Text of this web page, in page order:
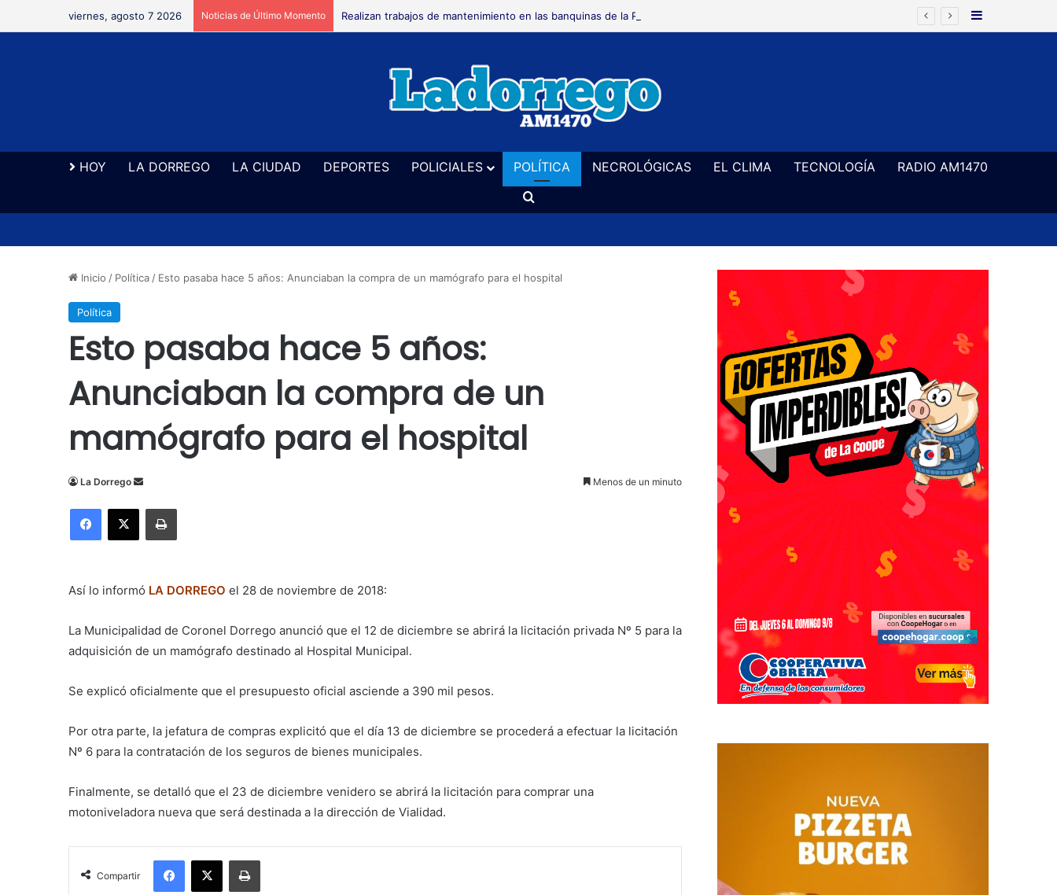
viernes, agosto 7 2026 Noticias de Último Momento Realizan trabajos de mantenimiento en las banquinas de la Ruta Provincial 78 Barra Lateral
HOY LA DORREGO LA CIUDAD DEPORTES POLICIALES POLÍTICA NECROLÓGICAS EL CLIMA TECNOLOGÍA
RADIO AM1470
Buscar
Inicio / Política / Esto pasaba hace 5 años: Anunciaban la compra de un mamógrafo para el hospital
Política
Esto pasaba hace 5 años:
Anunciaban la compra de un
mamógrafo para el hospital
La Dorrego
Send
email
Menos de un minuto
Facebook
X Imprimir
Así lo informó LA DORREGO el 28 de noviembre de 2018:
La Municipalidad de Coronel Dorrego anunció que el 12 de diciembre se abrirá la licitación privada Nº 5 para la
adquisición de un mamógrafo destinado al Hospital Municipal.
Se explicó oficialmente que el presupuesto oficial asciende a 390 mil pesos.
Por otra parte, la jefatura de compras explicitó que el día 13 de diciembre se procederá a efectuar la licitación
Nº 6 para la contratación de los seguros de bienes municipales.
Finalmente, se detalló que el 23 de diciembre venidero se abrirá la licitación para comprar una
motoniveladora nueva que será destinada a la dirección de Vialidad.
Compartir
Facebook
X Imprimir